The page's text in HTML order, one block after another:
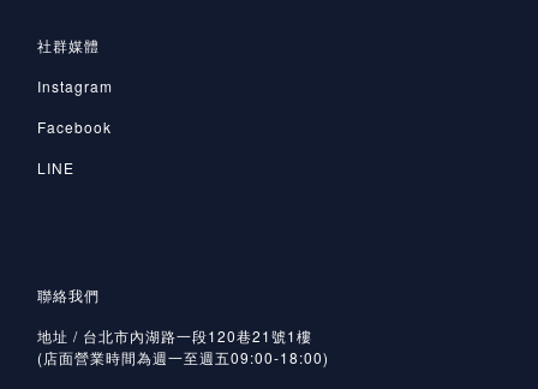
社群媒體
Instagram
Facebook
LINE
聯絡我們
地址 / 台北市內湖路一段120巷21號1樓
(店面營業時間為週一至週五09:00-18:00)